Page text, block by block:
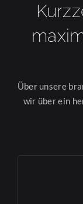
Über unsere
wir über ein